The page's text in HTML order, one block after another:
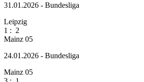
31.01.2026 - Bundesliga
Leipzig
1 : 2
Mainz 05
24.01.2026 - Bundesliga
Mainz 05